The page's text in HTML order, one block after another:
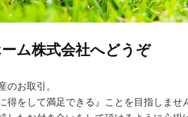
ム株式会社へどうぞ
お取引。
をして満足できる』ことを目指しませ